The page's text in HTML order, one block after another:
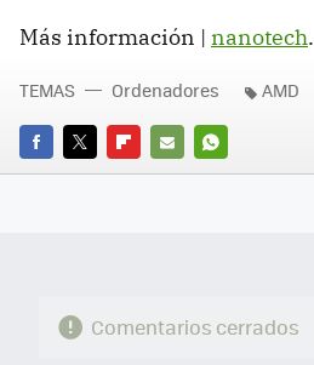
Más información | nanotech.
FACEBOOK
TWITTERFLIPBOARD
E-
WHATSAPP
TEMAS Ordenadores AMD
Comentarios cerrados